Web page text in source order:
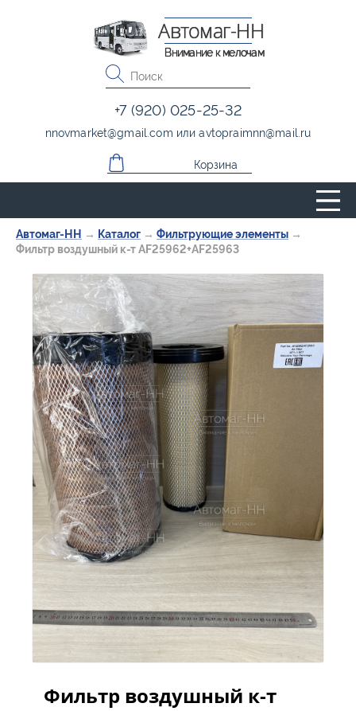
Автомаг-НН → Каталог → Фильтрующие элементы →
Фильтр воздушный к-т AF25962+AF25963
Фильтр воздушный к-т
Автомаг-НН
Внимание к мелочам
+7 (920) 025-25-32
nnovmarket@gmail.com илиavtopraimnn@mail.ru
Корзина